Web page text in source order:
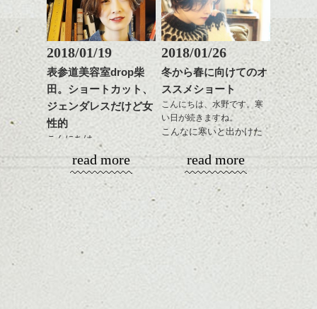
ハンサムショート／ヘッド
スパ／伸びても目立たない
ヘアカラー/ハイライト/ダブ
ルカラー/髪質改善/TOKIOト
リートメント/ブリーチ/イン
ナーカラー/イルミナカラー/
ミニボブ/抜け感ショート/バ
ながら
整えるだけですよ。
これからのスタイルチェ
ンジの事等
是非なんでもご相談して
下さい。
お待ちしております
シバタ
に！
い、なんていう方結構い
るのではないでしょう
か？
ひきつづきミニマムヘア
で、
今回はマッシュ(っぽい!)
ショートカットの話。
2018/01/19
表参道美容室drop柴
田。ショートカット、
ジェンダレスだけど女
性的
こんにちは。
春に向けて！
いろいろ考える頃です
レングスで良い感じなヘ
すすめです。
read more
2018/01/26
冬から春に向けてのオ
ススメショート
こんにちは、水野です。寒
い日が続きますね。
こんなに寒いと出かけた
くなくなります。
なのでおうちで暖かくし
てまったりと過ごす冬
に、そしてこれからの春
を少し意識したスタイル
をご紹介。
してざっくりとしたニッ
read more